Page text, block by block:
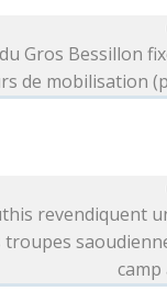
Gros Bessillon
de mobilisation
revendiquent
troupes
camp